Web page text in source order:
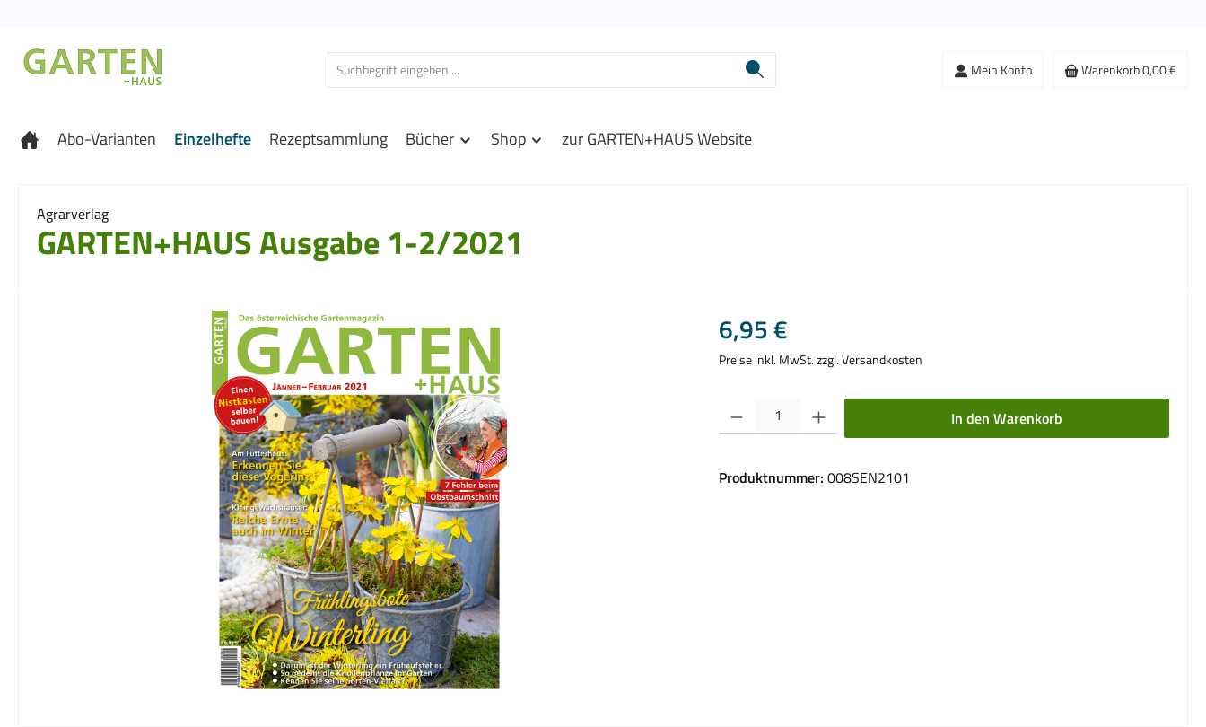
Mein Konto Warenkorb0,00 €
Abo-Varianten Einzelhefte Rezeptsammlung Bücher Shop zur GARTEN+HAUS Website
Agrarverlag
GARTEN+HAUS Ausgabe 1-2/2021
Regulärer Preis:
6,95 €
Preise inkl. MwSt. zzgl. Versandkosten
Produkt Anzahl: Gib den gewünschten Wert ein oder benutze die Schaltflächen um die
In den Warenkorb
Produktnummer: 008SEN2101